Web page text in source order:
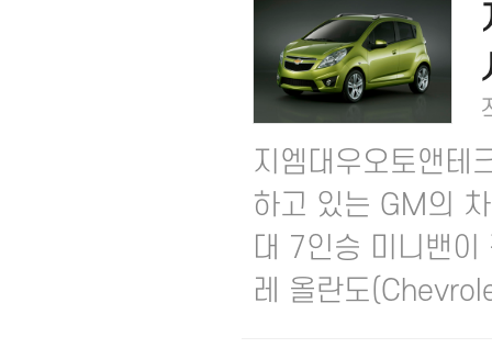
지엠대우오토앤테
하고 있는 GM의
대 7인승 미니밴
레 올란도